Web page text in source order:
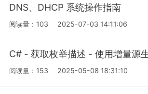
DNS、DHCP 系统操作指南
阅读量：103 2025-07-03 14:11:06
C# - 获取枚举描述 - 使用增量源
阅读量：153 2025-05-08 18:31:10